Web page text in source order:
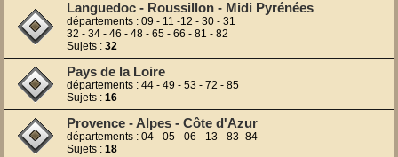
Languedoc - Roussillon - Midi Pyrénées
départements : 09 - 11 -12 - 30 - 31
32 - 34 - 46 - 48 - 65 - 66 - 81 - 82
Sujets : 32
Pays de la Loire
départements : 44 - 49 - 53 - 72 - 85
Sujets : 16
Provence - Alpes - Côte d'Azur
départements : 04 - 05 - 06 - 13 - 83 -84
Sujets : 18